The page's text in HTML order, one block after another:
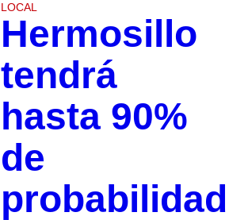
LOCAL
Hermosillo
tendrá
hasta 90%
de
probabilidad